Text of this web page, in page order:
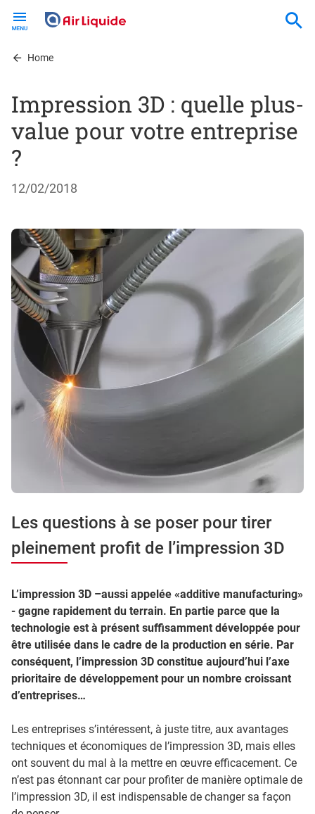
contentHome
Impression 3D : quelle plus-
value pour votre entreprise
?
12/02/2018
Les questions à se poser pour tirer
pleinement profit de l’impression 3D
L’impression 3D –aussi appelée «additive manufacturing»
- gagne rapidement du terrain. En partie parce que la
technologie est à présent suffisamment développée pour
être utilisée dans le cadre de la production en série. Par
conséquent, l’impression 3D constitue aujourd’hui l’axe
prioritaire de développement pour un nombre croissant
d’entreprises…
Les entreprises s’intéressent, à juste titre, aux avantages
techniques et économiques de l’impression 3D, mais elles
ont souvent du mal à la mettre en œuvre efficacement. Ce
n’est pas étonnant car pour profiter de manière optimale de
l’impression 3D, il est indispensable de changer sa façon